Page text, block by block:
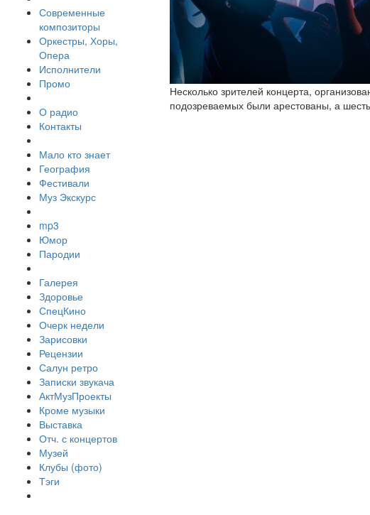
Современные
композиторы
Оркестры, Хоры,
Опера
Исполнители
Промо
О радио
Контакты
Мало кто знает
География
Фестивали
Муз Экскурс
mp3
Юмор
Пародии
Галерея
Здоровье
СпецКино
Очерк недели
Зарисовки
Рецензии
Салун ретро
Записки звукача
АктМузПроекты
Кроме музыки
Выставка
Отч. с концертов
Музей
Клубы (фото)
Тэги
Несколько зрителей концерта,
подозреваемых были арестованы, а